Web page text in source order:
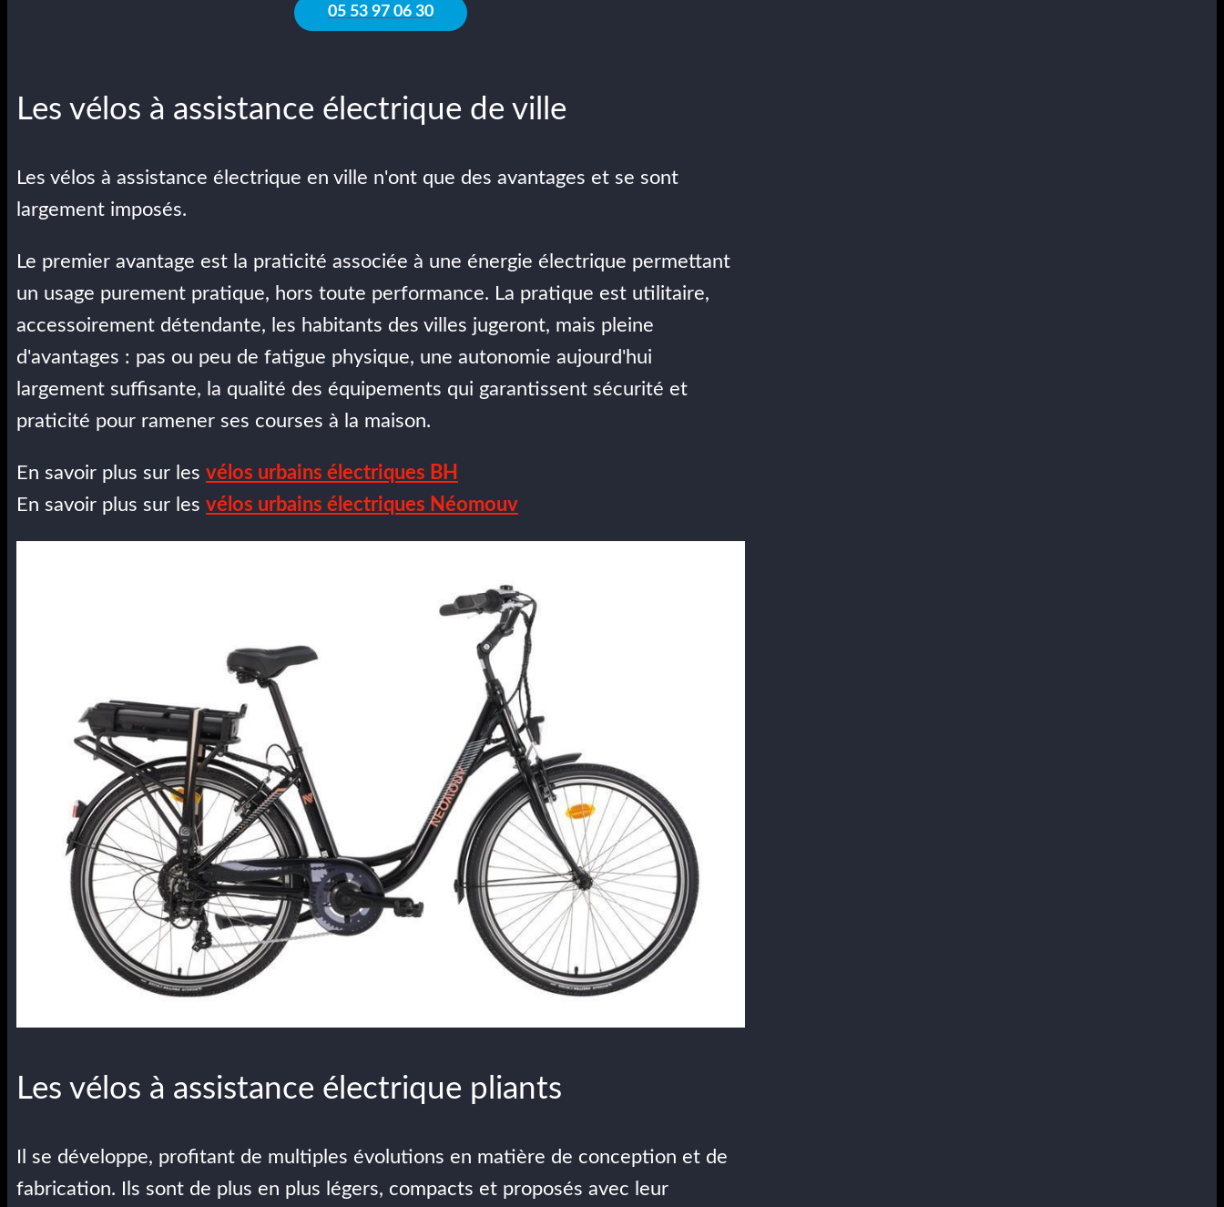
05 53 97 06 30
Les vélos à assistance électrique de ville
Les vélos à assistance électrique en ville n'ont que des avantages et se sont
largement imposés.
Le premier avantage est la praticité associée à une énergie électrique permettant
un usage purement pratique, hors toute performance. La pratique est utilitaire,
accessoirement détendante, les habitants des villes jugeront, mais pleine
d'avantages : pas ou peu de fatigue physique, une autonomie aujourd'hui
largement suffisante, la qualité des équipements qui garantissent sécurité et
praticité pour ramener ses courses à la maison.
En savoir plus sur les vélos urbains électriques BH
En savoir plus sur les vélos urbains électriques Néomouv
Les vélos à assistance électrique pliants
Il se développe, profitant de multiples évolutions en matière de conception et de
fabrication. Ils sont de plus en plus légers, compacts et proposés avec leur